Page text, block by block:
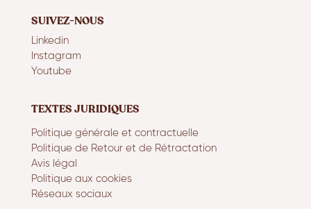
SUIVEZ-NOUS
Linkedin
Instagram
Youtube
TEXTES JURIDIQUES
Politique générale et contractuelle
Politique de Retour et de Rétractation
Avis légal
Politique aux cookies
Réseaux sociaux